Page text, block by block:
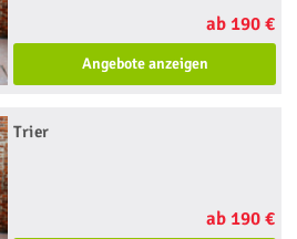
ab 190 €
Angebote anzeigen
Trier
ab 190 €